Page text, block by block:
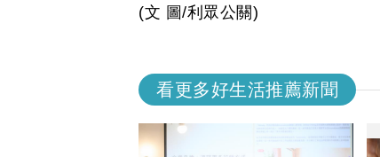
(文 圖/利眾公關)
看更多好生活推薦新聞